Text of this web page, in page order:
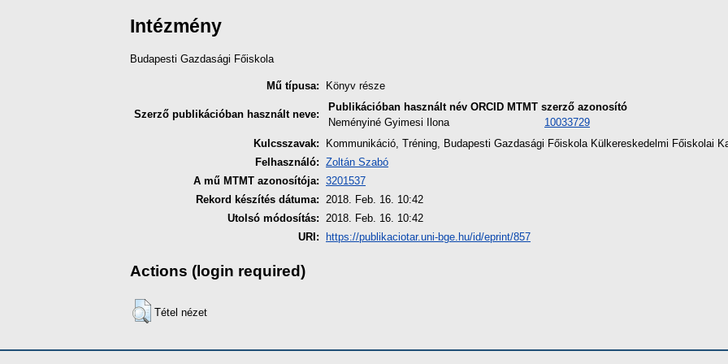
Intézmény
Budapesti Gazdasági Főiskola
Mű típusa: Könyv része
Szerző publikációban használt neve:
Publikációban használt név ORCID MTMT szerző azonosító
Neményiné Gyimesi Ilona
10033729
Kulcsszavak:
Kommunikáció, Tréning, Budapesti Gazdasági Főiskola Külkereskedelmi Főiskolai
Felhasználó: Zoltán Szabó
A mű MTMT azonosítója: 3201537
Rekord készítés dátuma: 2018. Feb. 16. 10:42
Utolsó módosítás: 2018. Feb. 16. 10:42
URI:
https://publikaciotar.uni-bge.hu/id/eprint/857
Actions (login required)
Tétel nézet